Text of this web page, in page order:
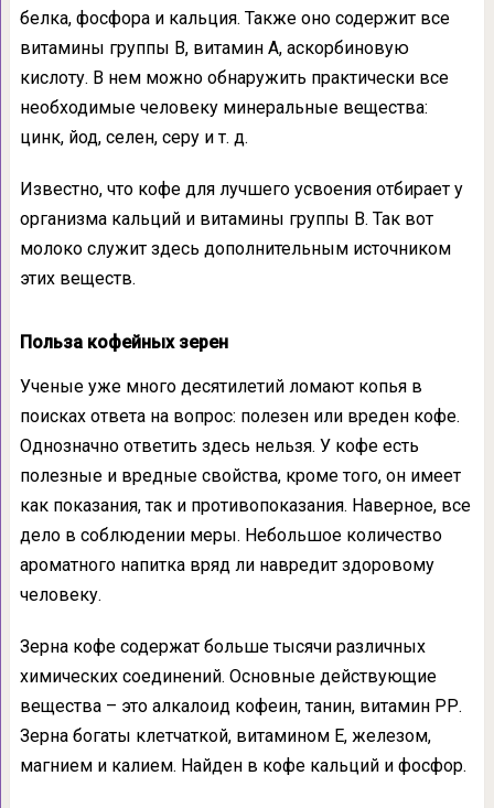
белка, фосфора и кальция. Также оно содержит все
витамины группы В, витамин А, аскорбиновую
кислоту. В нем можно обнаружить практически все
необходимые человеку минеральные вещества:
цинк, йод, селен, серу и т. д.
Известно, что кофе для лучшего усвоения отбирает у
организма кальций и витамины группы В. Так вот
молоко служит здесь дополнительным источником
этих веществ.
Польза кофейных зерен
Ученые уже много десятилетий ломают копья в
поисках ответа на вопрос: полезен или вреден кофе.
Однозначно ответить здесь нельзя. У кофе есть
полезные и вредные свойства, кроме того, он имеет
как показания, так и противопоказания. Наверное, все
дело в соблюдении меры. Небольшое количество
ароматного напитка вряд ли навредит здоровому
человеку.
Зерна кофе содержат больше тысячи различных
химических соединений. Основные действующие
вещества – это алкалоид кофеин, танин, витамин РР.
Зерна богаты клетчаткой, витамином Е, железом,
магнием и калием. Найден в кофе кальций и фосфор.